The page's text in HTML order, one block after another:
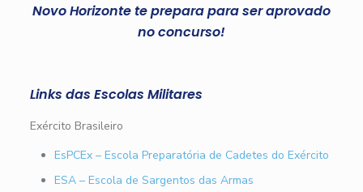
Novo Horizonte te prepara para ser aprovado
no concurso!
Links das Escolas Militares
Exército Brasileiro
EsPCEx – Escola Preparatória de Cadetes do Exército
ESA – Escola de Sargentos das Armas